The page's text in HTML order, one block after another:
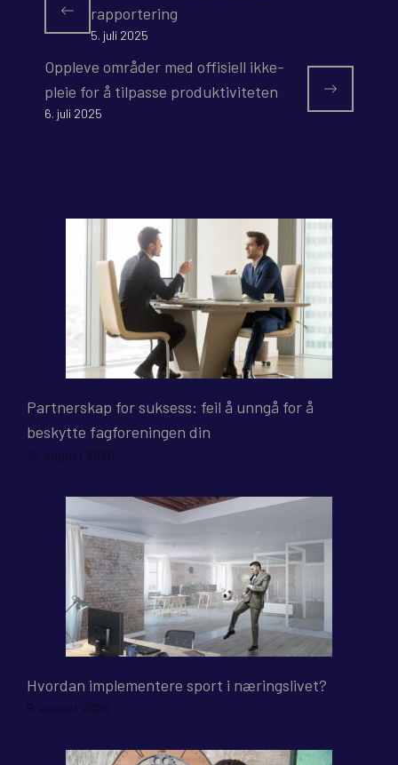
rapportering
5. juli 2025
Oppleve områder med offisiell ikke-
pleie for å tilpasse produktiviteten
6. juli 2025
Partnerskap for suksess: feil å unngå for å
beskytte fagforeningen din
10. august 2026
Hvordan implementere sport i næringslivet?
9. august 2026